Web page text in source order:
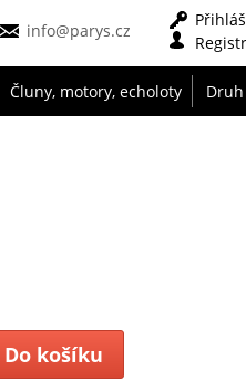
info@parys.cz
Čluny, motory, echoloty
Do košíku